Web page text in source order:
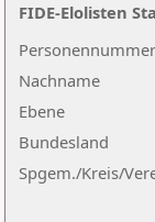
Nachname
Ebene
Personennummer
Bundesland
Spgem./Kreis/
FIDE-Elolisten